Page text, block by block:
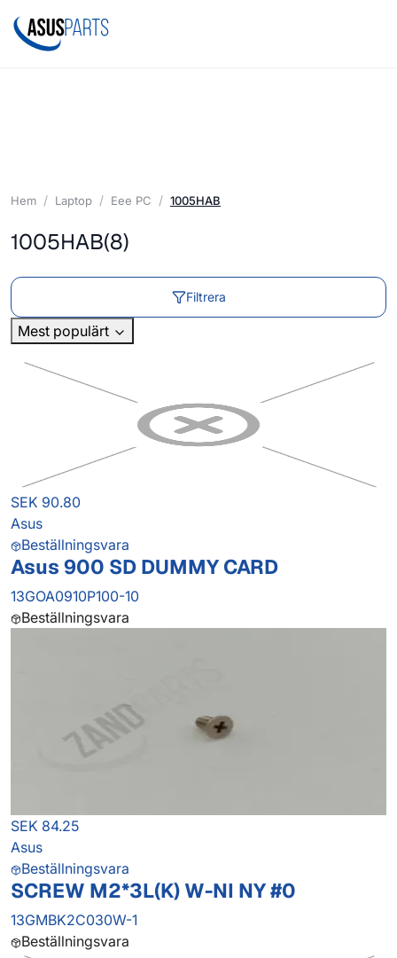
Hem Laptop Eee PC 1005HAB
1005HAB(8)
Filtrera
Mest populärt
SEK 90.80
Asus
Beställningsvara
Asus 900 SD DUMMY CARD
13GOA0910P100-10
Beställningsvara
SEK 84.25
Asus
Beställningsvara
SCREW M2*3L(K) W-NI NY #0
13GMBK2C030W-1
Beställningsvara